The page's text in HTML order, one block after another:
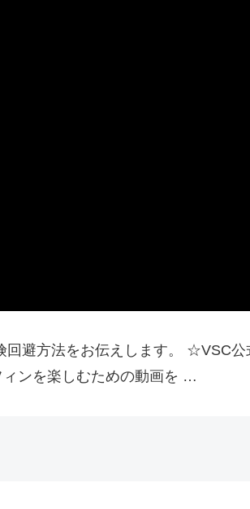
回避方法をお伝えします。 ☆VSC
ンを楽しむための動画を …